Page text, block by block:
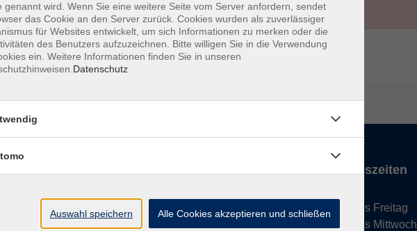
Barrierefreiheit Widerruf
Parkstraße 6
34576 Homberg (Efze)
Öffnungszeiten
Montag bis Freitag
Montag bis Mittwoch
genannt wird. Wenn Sie eine weitere Seite vom Server anfordern, sendet
das Cookie an den Server zurück. Cookies wurden als zuverlässiger
für Websites entwickelt, um sich Informationen zu merken oder die
des Benutzers aufzuzeichnen. Bitte willigen Sie in die Verwendung
ein. Weitere Informationen finden Sie in unseren
Datenschutz
Auswahl speichern Alle Cookies akzeptieren und schließen